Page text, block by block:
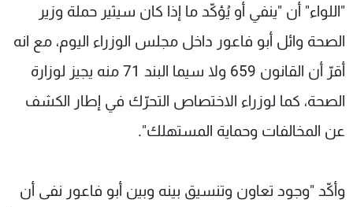
"اللواء" أن "ينفي أو يُؤكّد ما إذا كان سيثير حملة وزير
الصحة وائل أبو فاعور داخل مجلس الوزراء اليوم، مع انه
أقرّ أن القانون 659 ولا سيما البند 71 منه يجيز لوزارة
الصحة، كما لوزراء الاختصاص التحرّك في إطار الكشف
عن المخالفات وحماية المستهلك".
وأكّد "وجود تعاون وتنسيق بينه وبين أبو فاعور نفى أن
لاعلاناتكم
شروط الإسـتخدام